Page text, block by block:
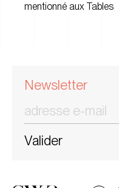
mentionné aux Tables
Newsletter
Valider